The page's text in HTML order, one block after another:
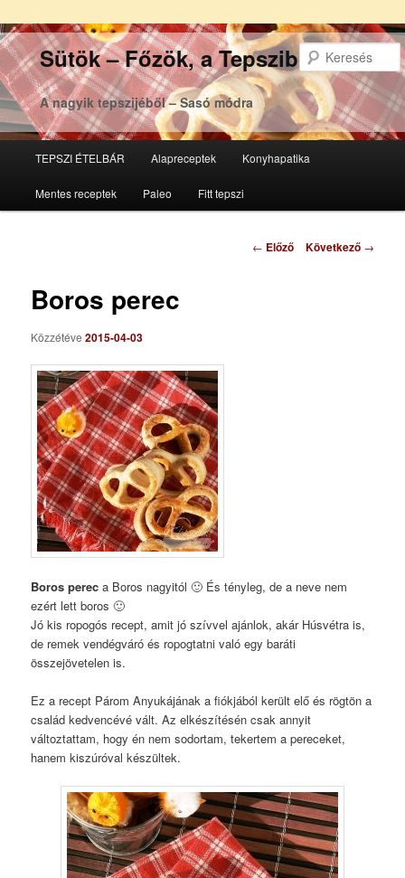
Sütök – Főzök, a Tepsziből
A nagyik tepszijéből – Sasó módra
Tovább
az
Tovább
a
TEPSZI ÉTELBÁR Alapreceptek Konyhapatika
Mentes receptek Paleo Fitt tepszi
Bejegyzés
← Előző Következő →
Boros perec
Közzétéve2015-04-03
Boros perec a Boros nagyitól 🙂 És tényleg, de a neve nem
ezért lett boros 🙂
Jó kis ropogós recept, amit jó szívvel ajánlok, akár Húsvétra is,
de remek vendégváró és ropogtatni való egy baráti
összejövetelen is.
Ez a recept Párom Anyukájának a fiókjából került elő és rögtön a
család kedvencévé vált. Az elkészítésén csak annyit
változtattam, hogy én nem sodortam, tekertem a pereceket,
hanem kiszúróval készültek.